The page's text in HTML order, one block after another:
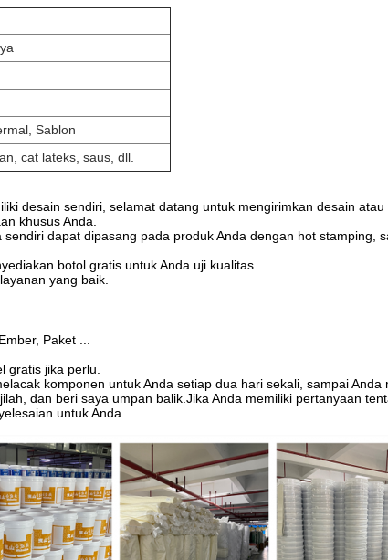
Sablon
cat lateks, saus, dll.
desain sendiri, selamat datang untuk mengirimkan desain
khusus Anda.
dapat dipasang pada produk Anda dengan hot stamping,
botol gratis untuk Anda uji kualitas.
yang baik.
Paket ...
gratis jika perlu.
komponen untuk Anda setiap dua hari sekali, sampai Anda
dan beri saya umpan balik.Jika Anda memiliki pertanyaan
untuk Anda.